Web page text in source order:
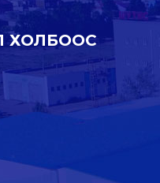
ХОЛБООС